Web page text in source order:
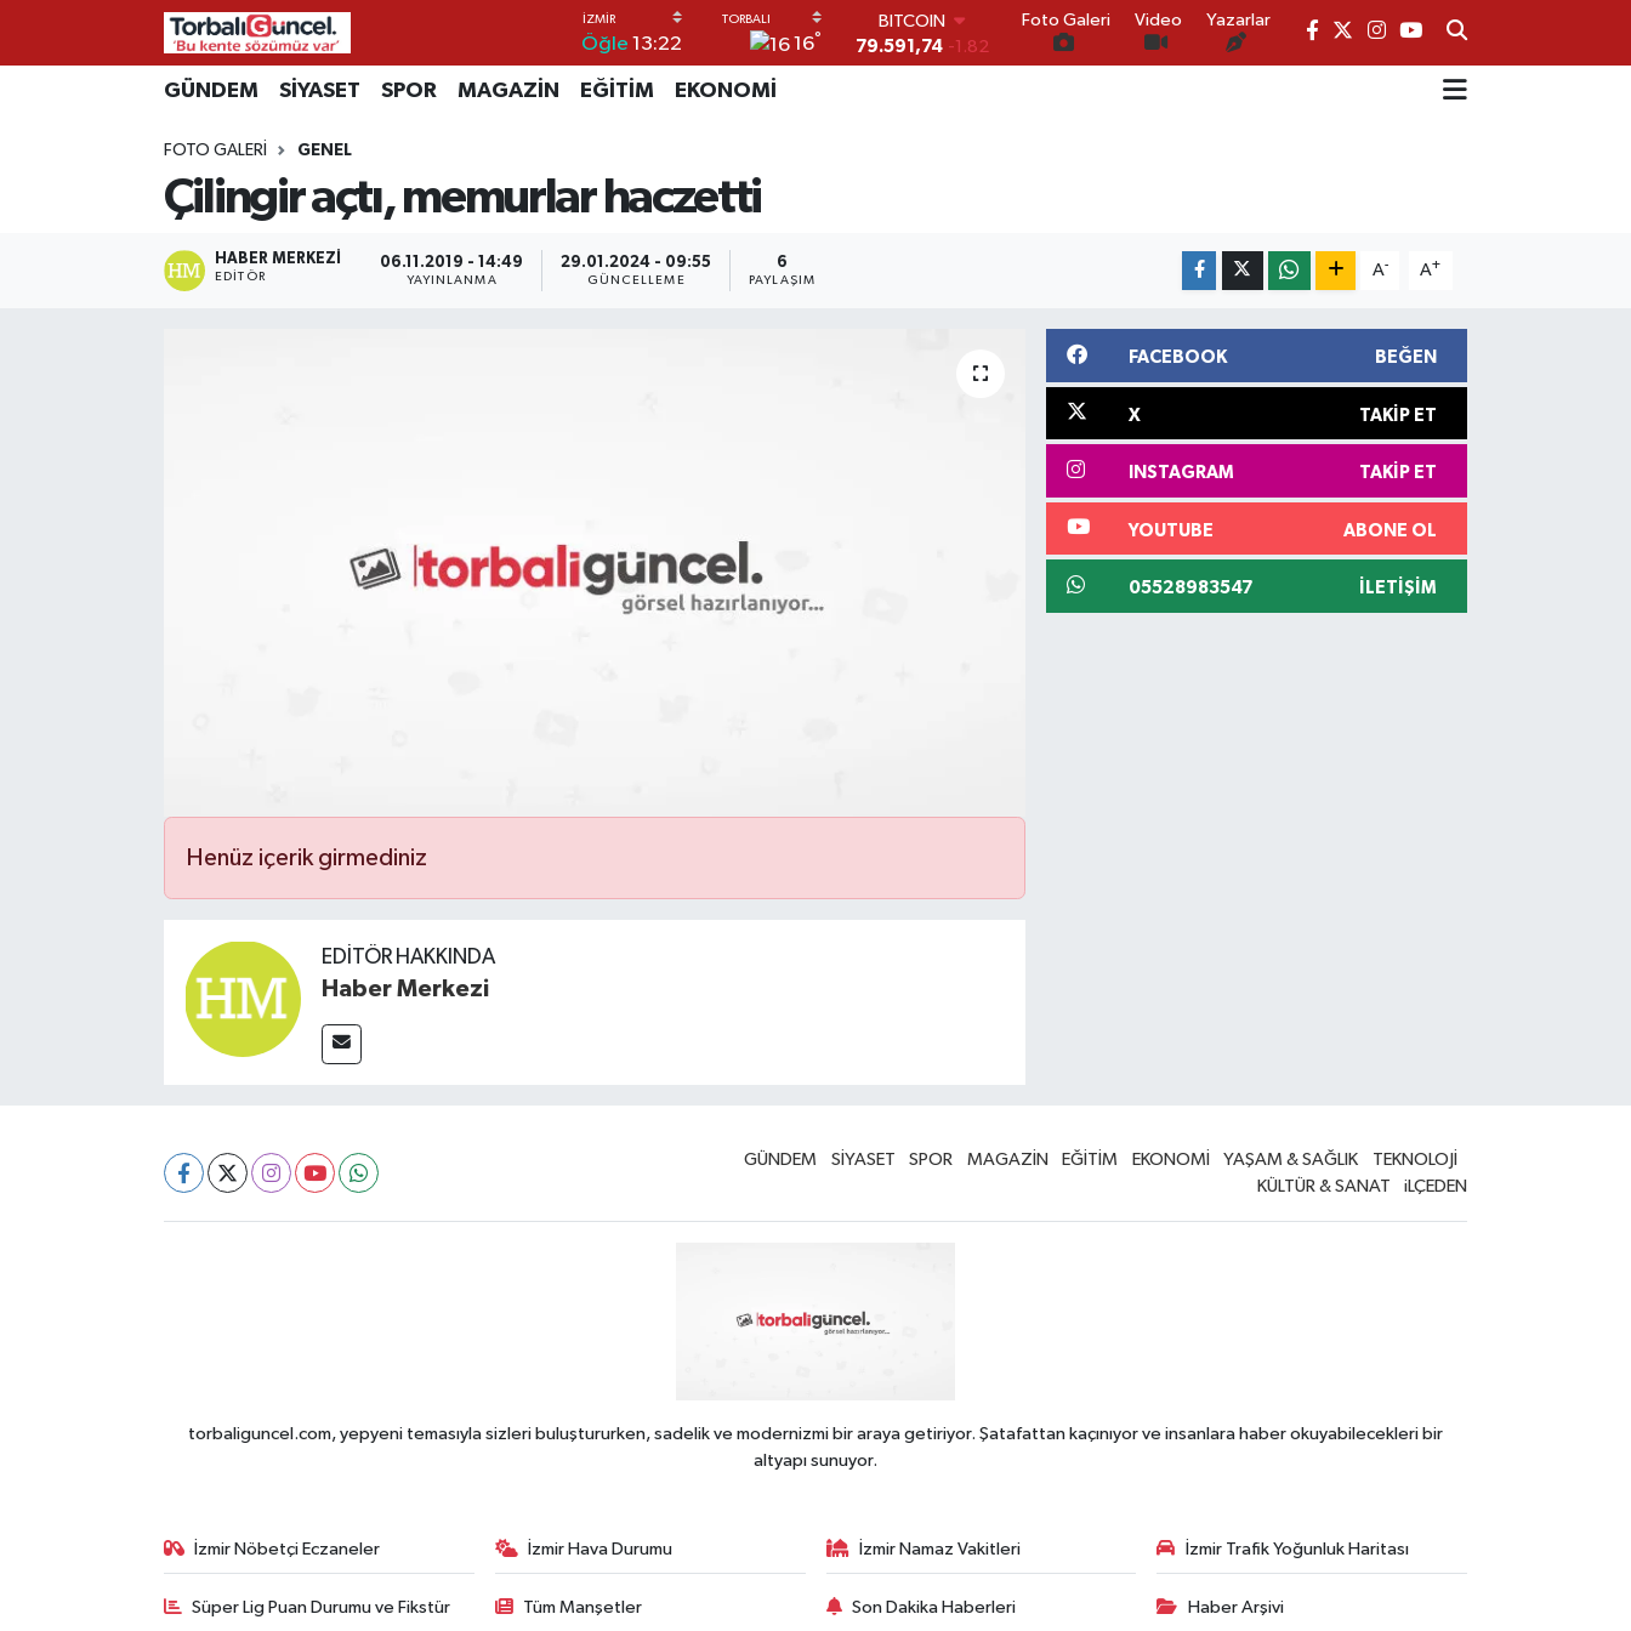
Öğle 13:22 16°
BITCOIN
79.591,74 -1.82
Foto Galeri Video Yazarlar
GÜNDEM SİYASET SPOR MAGAZİN EĞİTİM EKONOMİ
FOTO GALERI GENEL
Çilingir açtı, memurlar haczetti
HABER MERKEZI
EDITÖR
06.11.2019 - 14:49
YAYINLANMA
29.01.2024 - 09:55
GÜNCELLEME
6
PAYLAŞIM
A- A+
Henüz içerik girmediniz
EDITÖR HAKKINDA
Haber Merkezi
FACEBOOK BEĞEN
X TAKIP ET
INSTAGRAM TAKIP ET
YOUTUBE ABONE OL
05528983547 İLETIŞIM
GÜNDEM SİYASET SPOR MAGAZİN EĞİTİM EKONOMİ YAŞAM & SAĞLIK
TEKNOLOJİ
KÜLTÜR & SANAT
iLÇEDEN
torbaliguncel.com, yepyeni temasıyla sizleri buluştururken, sadelik ve modernizmi bir araya getiriyor. Şatafattan kaçınıyor ve insanlara haber okuyabilecekleri bir
altyapı sunuyor.
İzmir Nöbetçi Eczaneler İzmir Hava Durumu İzmir Namaz Vakitleri İzmir Trafik Yoğunluk Haritası
Süper Lig Puan Durumu ve Fikstür Tüm Manşetler Son Dakika Haberleri Haber Arşivi
İzmir Nöbetçi Eczaneler
İzmir Hava Durumu
İzmir Namaz Vakitleri
İzmir Trafik Yoğunluk Haritası